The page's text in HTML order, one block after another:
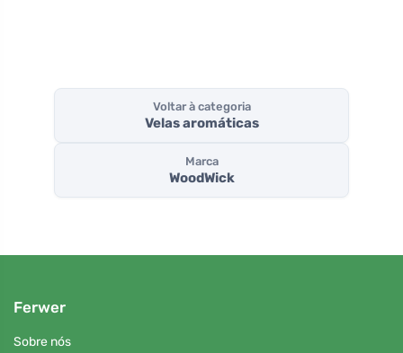
Voltar à categoria
Velas aromáticas
Marca
WoodWick
Ferwer
Sobre nós